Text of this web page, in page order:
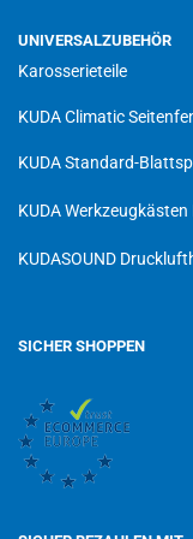
UNIVERSALZUBEHÖR
Karosserieteile
KUDA Climatic
KUDA Standard-
KUDA Werkzeugkästen
KUDASOUND
SICHER SHOPPEN